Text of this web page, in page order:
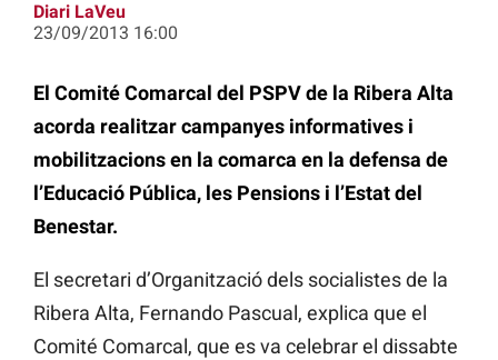
Diari LaVeu
23/09/2013 16:00
El Comité Comarcal del PSPV de la Ribera Alta
acorda realitzar campanyes informatives i
mobilitzacions en la comarca en la defensa de
l’Educació Pública, les Pensions i l’Estat del
Benestar.
El secretari d’Organització dels socialistes de la
Ribera Alta, Fernando Pascual, explica que el
Comité Comarcal, que es va celebrar el dissabte